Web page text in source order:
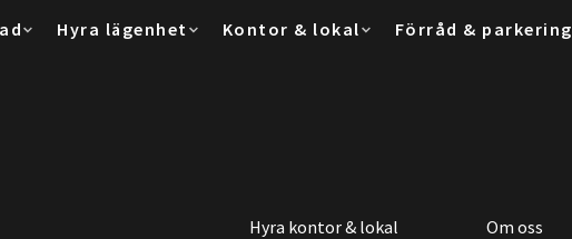
Hyra lägenhet Kontor & lokal Förråd & parkering
Hyra kontor & lokal
Om oss